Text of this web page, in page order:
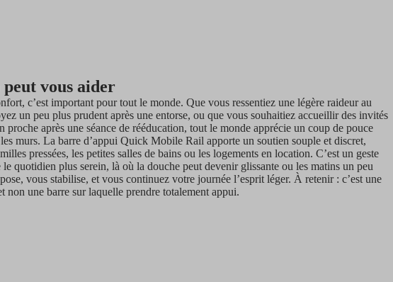
vous aider
c’est important pour tout le monde. Que vous ressentiez une légère raideur au
un peu plus prudent après une entorse, ou que vous souhaitiez accueillir des invités
proche après une séance de rééducation, tout le monde apprécie un coup de pouce
murs. La barre d’appui Quick Mobile Rail apporte un soutien souple et discret,
pressées, les petites salles de bains ou les logements en location. C’est un geste
quotidien plus serein, là où la douche peut devenir glissante ou les matins un peu
vous stabilise, et vous continuez votre journée l’esprit léger. À retenir : c’est une
non une barre sur laquelle prendre totalement appui.